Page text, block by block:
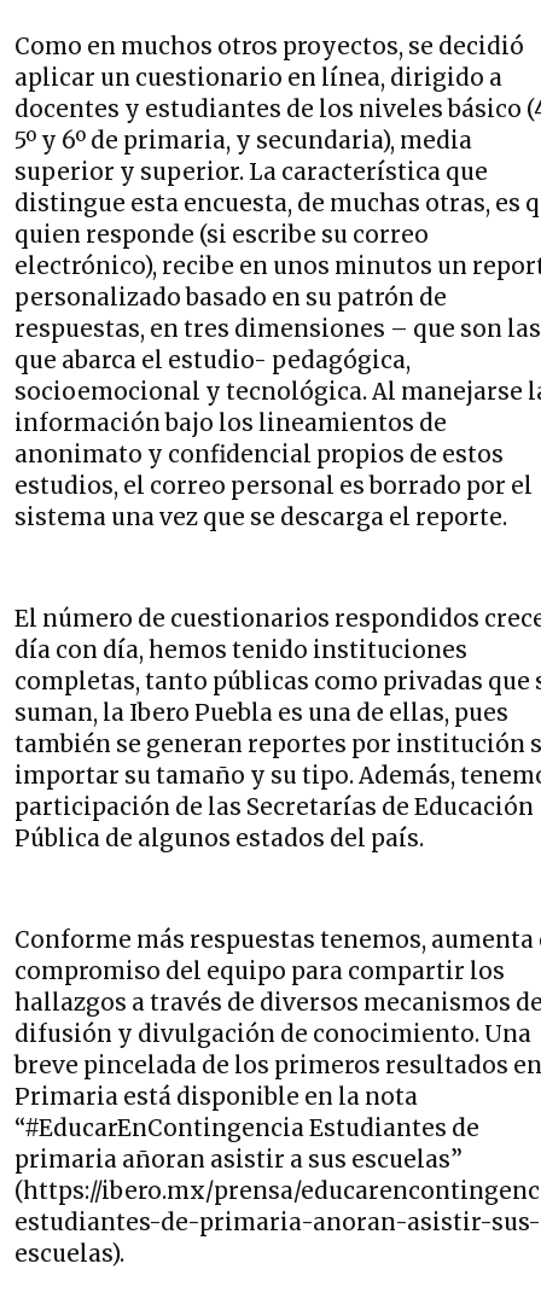
Como en muchos otros proyectos, se decidió
aplicar un cuestionario en línea, dirigido a
docentes y estudiantes de los niveles básico
5º y 6º de primaria, y secundaria), media
superior y superior. La característica que
distingue esta encuesta, de muchas otras, es
quien responde (si escribe su correo
electrónico), recibe en unos minutos un
personalizado basado en su patrón de
respuestas, en tres dimensiones – que son las
que abarca el estudio- pedagógica,
socioemocional y tecnológica. Al manejarse
información bajo los lineamientos de
anonimato y confidencial propios de estos
estudios, el correo personal es borrado por el
sistema una vez que se descarga el reporte.
El número de cuestionarios respondidos
día con día, hemos tenido instituciones
completas, tanto públicas como privadas que
suman, la Ibero Puebla es una de ellas, pues
también se generan reportes por institución
importar su tamaño y su tipo. Además,
participación de las Secretarías de Educación
Pública de algunos estados del país.
Conforme más respuestas tenemos, aumenta
compromiso del equipo para compartir los
hallazgos a través de diversos mecanismos
difusión y divulgación de conocimiento. Una
breve pincelada de los primeros resultados en
Primaria está disponible en la nota
“#EducarEnContingencia Estudiantes de
primaria añoran asistir a sus escuelas”
(https://ibero.mx/prensa/
estudiantes-de-primaria-anoran-asistir-sus-
escuelas).